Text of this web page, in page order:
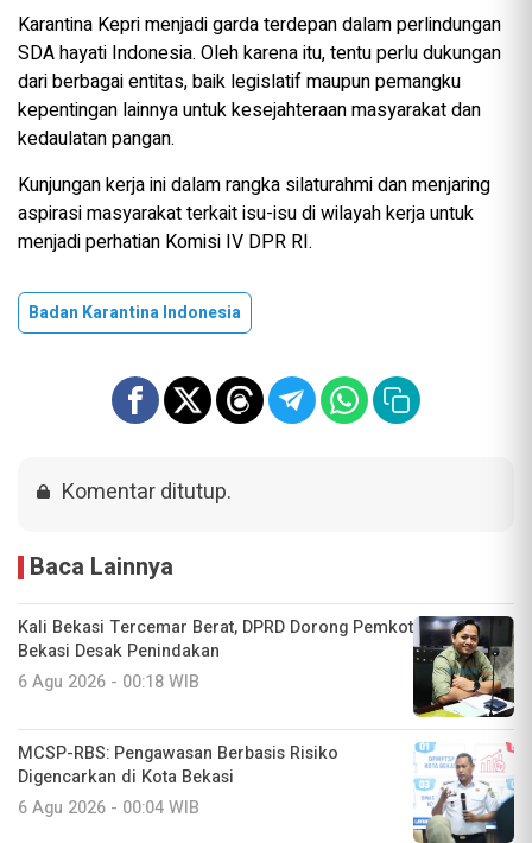
Karantina Kepri menjadi garda terdepan dalam perlindungan
SDA hayati Indonesia. Oleh karena itu, tentu perlu dukungan
dari berbagai entitas, baik legislatif maupun pemangku
kepentingan lainnya untuk kesejahteraan masyarakat dan
kedaulatan pangan.
Kunjungan kerja ini dalam rangka silaturahmi dan menjaring
aspirasi masyarakat terkait isu-isu di wilayah kerja untuk
menjadi perhatian Komisi IV DPR RI.
Badan Karantina Indonesia
Komentar ditutup.
Baca Lainnya
Kali Bekasi Tercemar Berat, DPRD Dorong Pemkot
Bekasi Desak Penindakan
6 Agu 2026 - 00:18 WIB
MCSP-RBS: Pengawasan Berbasis Risiko
Digencarkan di Kota Bekasi
6 Agu 2026 - 00:04 WIB